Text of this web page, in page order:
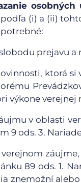
podľa (i) a (ii)
prejavu a
ktorá
výkone verejnej
v oblasti
9 ods. 3.
89 ods. 1.
znemožní